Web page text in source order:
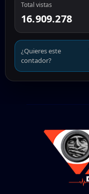
Total vistas
16.909.278
¿Quieres este
contador?